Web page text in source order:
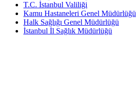
T.C. İstanbul Valiliği
Kamu Hastaneleri Genel Müdürlüğü
Halk Sağlığı Genel Müdürlüğü
İstanbul İl Sağlık Müdürlüğü